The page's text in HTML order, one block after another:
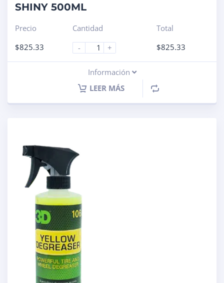
SHINY 500ML
Precio
$825.33
Cantidad
-
+
Total
$825.33
Información
LEER MÁS